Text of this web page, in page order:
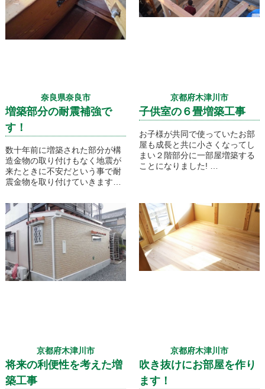
奈良県奈良市
増築部分の耐震補強で
す！
数十年前に増築された部分が構
造金物の取り付けもなく地震が
来たときに不安だという事で耐
震金物を取り付けていきます！
京都府木津川市
子供室の６畳増築工事
お子様が共同で使っていたお部
屋も成長と共に小さくなってし
まい２階部分に一部屋増築する
ことになりました!
京都府木津川市
将来の利便性を考えた増
築工事
京都府木津川市
吹き抜けにお部屋を作り
ます！